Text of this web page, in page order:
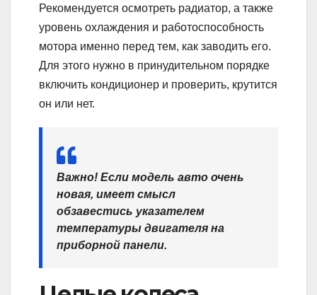
Рекомендуется осмотреть радиатор, а также
уровень охлаждения и работоспособность
мотора именно перед тем, как заводить его.
Для этого нужно в принудительном порядке
включить кондиционер и проверить, крутится
он или нет.
Важно! Если модель авто очень
новая, имеет смысл
обзавестись указателем
температуры двигателя на
приборной панели.